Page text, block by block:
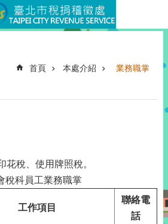
首頁 本處介紹 業務職掌
花稅、使用牌照稅。
工作項目
聯絡電
話
稅科員工業務職掌